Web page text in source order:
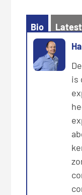
Bio
is